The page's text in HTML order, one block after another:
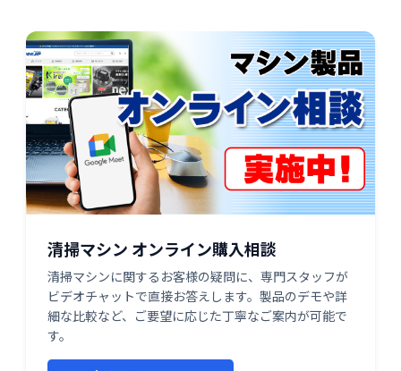
清掃マシン オンライン購入相談
清掃マシンに関するお客様の疑問に、専門スタッフが
ビデオチャットで直接お答えします。製品のデモや詳
細な比較など、ご要望に応じた丁寧なご案内が可能で
す。